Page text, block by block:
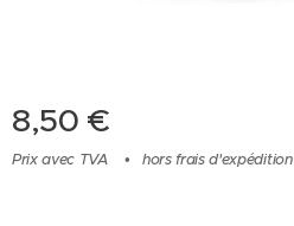
8,50 €
Prix avec TVA hors frais d'expédition